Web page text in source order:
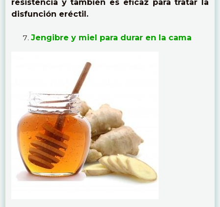
resistencia y también es eficaz para tratar la
disfunción eréctil.
Jengibre y miel para durar en la cama